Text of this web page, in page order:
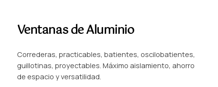
Ventanas de Aluminio
Correderas, practicables, batientes, oscilobatientes,
guillotinas, proyectables. Máximo aislamiento, ahorro
de espacio y versatilidad.